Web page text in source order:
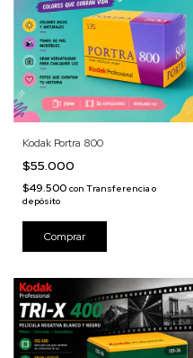
Kodak Portra 800
$55.000
$49.500 con Transferencia o
depósito